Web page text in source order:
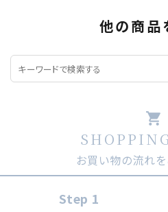
他の商品
shopping_cart
お買い物の流れ
Step 1